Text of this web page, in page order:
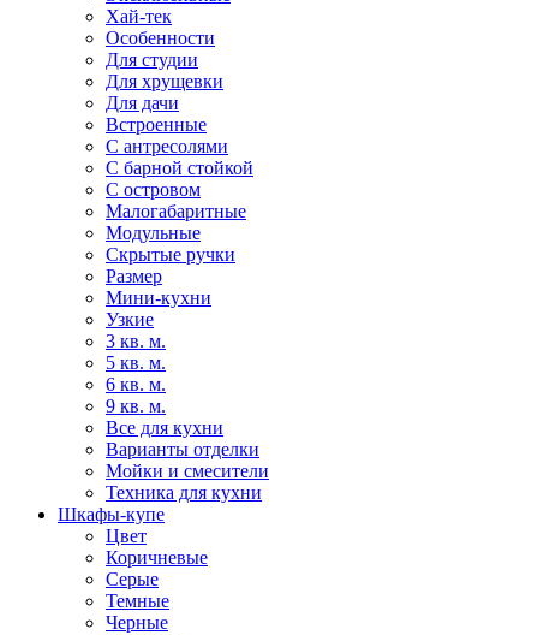
Хай-тек
Особенности
Для студии
Для хрущевки
Для дачи
Встроенные
С антресолями
С барной стойкой
С островом
Малогабаритные
Модульные
Скрытые ручки
Размер
Мини-кухни
Узкие
3 кв. м.
5 кв. м.
6 кв. м.
9 кв. м.
Все для кухни
Варианты отделки
Мойки и смесители
Техника для кухни
Шкафы-купе
Цвет
Коричневые
Серые
Темные
Черные